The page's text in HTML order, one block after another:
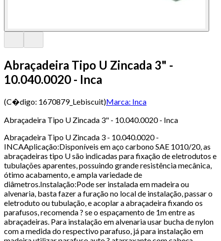
Abraçadeira Tipo U Zincada 3" -
10.040.0020 - Inca
(C�digo: 1670879_Lebiscuit)Marca: Inca
Abraçadeira Tipo U Zincada 3" - 10.040.0020 - Inca
Abraçadeira Tipo U Zincada 3 - 10.040.0020 -
INCAAplicação:Disponíveis em aço carbono SAE 1010/20, as
abraçadeiras tipo U são indicadas para fixação de eletrodutos e
tubulações aparentes, possuindo grande resistência mecânica,
ótimo acabamento, e ampla variedade de
diâmetros.Instalação:Pode ser instalada em madeira ou
alvenaria, basta fazer a furação no local de instalação, passar o
eletroduto ou tubulação, e acoplar a abraçadeira fixando os
parafusos, recomenda ? se o espaçamento de 1m entre as
abraçadeiras. Para instalação em alvenaria usar bucha de nylon
com a medida do respectivo parafuso, já para instalação em